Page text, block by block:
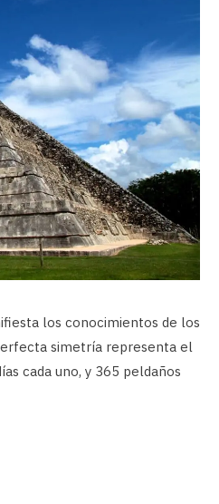
los conocimientos de los
simetría representa el
cada uno, y 365 peldaños